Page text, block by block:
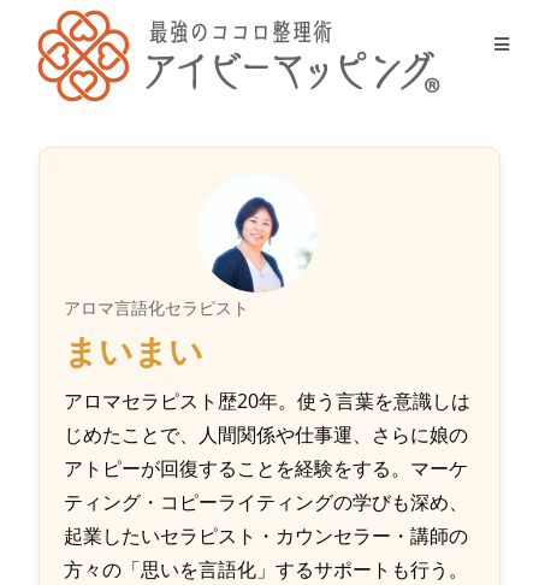
アロマ言語化セラピスト
まいまい
アロマセラピスト歴20年。使う言葉を意識しは
じめたことで、人間関係や仕事運、さらに娘の
アトピーが回復することを経験をする。マーケ
ティング・コピーライティングの学びも深め、
起業したいセラピスト・カウンセラー・講師の
方々の「思いを言語化」するサポートも行う。